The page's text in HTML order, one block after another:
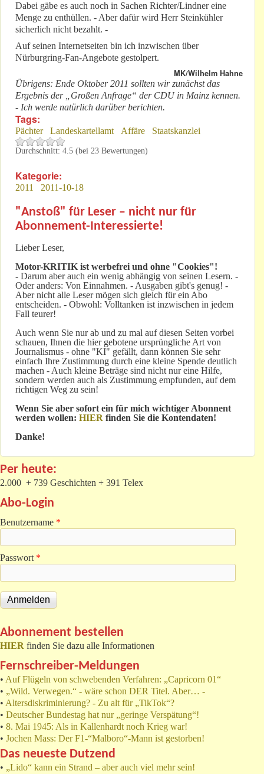
Dabei gäbe es auch noch in Sachen Richter/Lindner eine
Menge zu enthüllen. - Aber dafür wird Herr Steinkühler
sicherlich nicht bezahlt. -
Auf seinen Internetseiten bin ich inzwischen über
Nürburgring-Fan-Angebote gestolpert.
MK/Wilhelm Hahne
Übrigens: Ende Oktober 2011 sollten wir zunächst das
Ergebnis der „Großen Anfrage“ der CDU in Mainz kennen.
- Ich werde natürlich darüber berichten.
Tags:
Pächter Landeskartellamt Affäre Staatskanzlei
Durchschnitt: 4.5 (bei 23 Bewertungen)
Kategorie:
2011 2011-10-18
"Anstoß" für Leser – nicht nur für
Abonnement-Interessierte!
Lieber Leser,
Motor-KRITIK ist werbefrei und ohne "Cookies"!
- Darum aber auch ein wenig abhängig von seinen Lesern. -
Oder anders: Von Einnahmen. - Ausgaben gibt's genug! -
Aber nicht alle Leser mögen sich gleich für ein Abo
entscheiden. - Obwohl: Volltanken ist inzwischen in jedem
Fall teurer!
Auch wenn Sie nur ab und zu mal auf diesen Seiten vorbei
schauen, Ihnen die hier gebotene ursprüngliche Art von
Journalismus - ohne "KI" gefällt, dann können Sie sehr
einfach Ihre Zustimmung durch eine kleine Spende deutlich
machen - Auch kleine Beträge sind nicht nur eine Hilfe,
sondern werden auch als Zustimmung empfunden, auf dem
richtigen Weg zu sein!
Wenn Sie aber sofort ein für mich wichtiger Abonnent
werden wollen: HIER finden Sie die Kontendaten!
Danke!
Per heute:
2.000 + 739 Geschichten + 391 Telex
Abo-Login
Benutzername *
Passwort *
Abonnement bestellen
HIER finden Sie dazu alle Informationen
Fernschreiber-Meldungen
• Auf Flügeln von schwebenden Verfahren: „Capricorn 01“
• „Wild. Verwegen.“ - wäre schon DER Titel. Aber… -
• Altersdiskriminierung? - Zu alt für „TikTok“?
• Deutscher Bundestag hat nur „geringe Verspätung“!
• 8. Mai 1945: Als in Kallenhardt noch Krieg war!
• Jochen Mass: Der F1-“Malboro“-Mann ist gestorben!
Das neueste Dutzend
• „Lido“ kann ein Strand – aber auch viel mehr sein!